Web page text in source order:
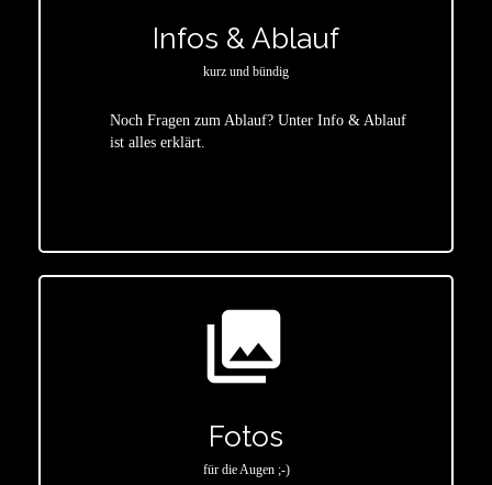
Infos & Ablauf
kurz und bündig
Noch Fragen zum Ablauf? Unter Info & Ablauf
ist alles erklärt.
photo_library
Fotos
für die Augen ;-)